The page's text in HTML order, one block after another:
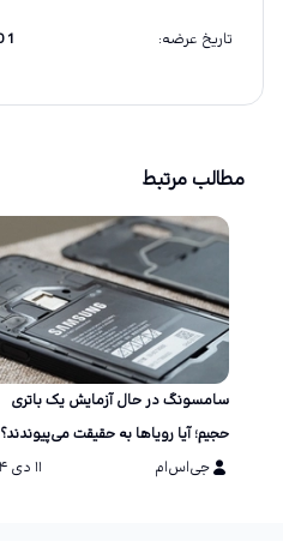
تاریخ عرضه:
1 January 2000
مطالب مرتبط
سامسونگ در حال آزمایش یک باتری
حجیم؛ آیا رویاها به حقیقت می‌پیوندند؟
جی‌اس‌ام
۱۱ دی ۱۴۰۴